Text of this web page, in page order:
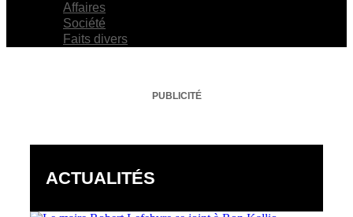
Affaires
Société
Faits divers
PUBLICITÉ
ACTUALITÉS